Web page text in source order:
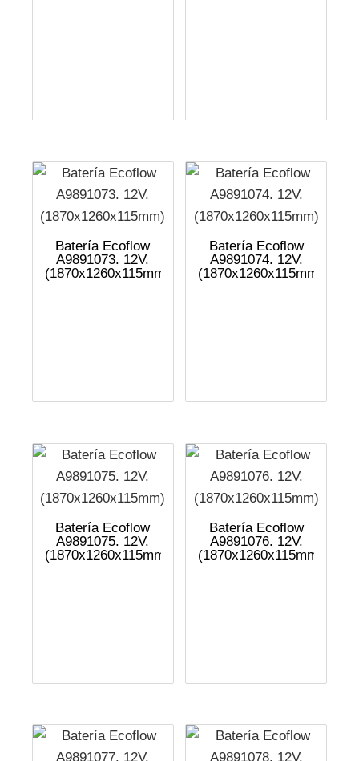
Batería Ecoflow
A9891073. 12V.
(1870x1260x115mm)
Batería Ecoflow
A9891074. 12V.
(1870x1260x115mm)
Batería Ecoflow
A9891075. 12V.
(1870x1260x115mm)
Batería Ecoflow
A9891076. 12V.
(1870x1260x115mm)